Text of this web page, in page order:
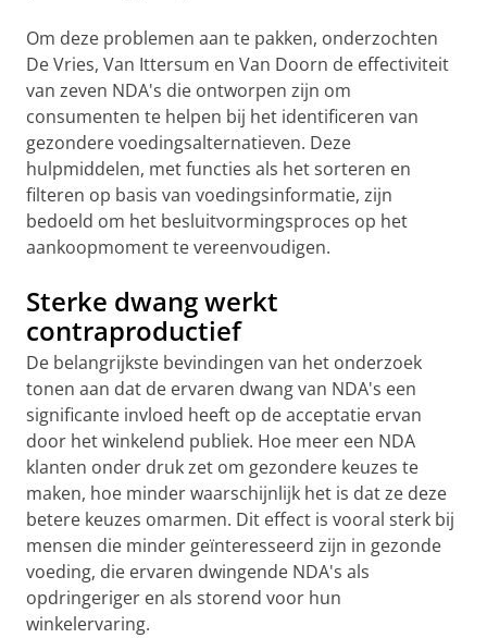
Om deze problemen aan te pakken, onderzochten
De Vries, Van Ittersum en Van Doorn de effectiviteit
van zeven NDA's die ontworpen zijn om
consumenten te helpen bij het identificeren van
gezondere voedingsalternatieven. Deze
hulpmiddelen, met functies als het sorteren en
filteren op basis van voedingsinformatie, zijn
bedoeld om het besluitvormingsproces op het
aankoopmoment te vereenvoudigen.
Sterke dwang werkt
contraproductief
De belangrijkste bevindingen van het onderzoek
tonen aan dat de ervaren dwang van NDA's een
significante invloed heeft op de acceptatie ervan
door het winkelend publiek. Hoe meer een NDA
klanten onder druk zet om gezondere keuzes te
maken, hoe minder waarschijnlijk het is dat ze deze
betere keuzes omarmen. Dit effect is vooral sterk bij
mensen die minder geïnteresseerd zijn in gezonde
voeding, die ervaren dwingende NDA's als
opdringeriger en als storend voor hun
winkelervaring.